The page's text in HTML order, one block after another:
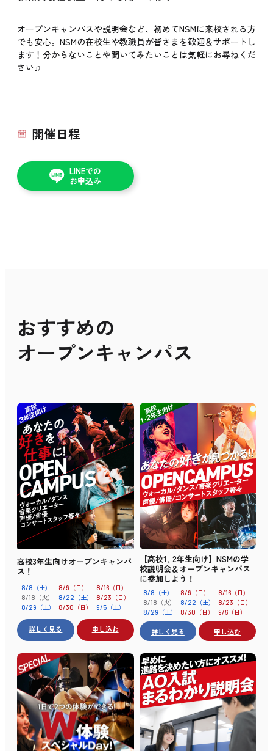
オープンキャンパスや説明会など、初めてNSMに来校される方
でも安心。NSMの在校生や教職員が皆さまを歓迎＆サポートし
ます！分からないことや聞いてみたいことは気軽にお尋ねくだ
さい♫
開催日程
LINEでの
お申込み
おすすめの
オープンキャンパス
高校3年生向けオープンキャンパ
ス！
8/8 （土） 8/9 （日） 8/16（日）
8/18 （火） 8/22 （土） 8/23 （日）
8/29 （土） 8/30 （日） 9/5（土）
詳しく見る 申し込む
【高校1, 2年生向け】NSMの学
校説明会＆オープンキャンパス
に参加しよう！
8/8 （土） 8/9 （日） 8/16 （日）
8/18 （火） 8/22 （土） 8/23 （日）
8/29 （土） 8/30 （日） 9/6 （日）
詳しく見る 申し込む